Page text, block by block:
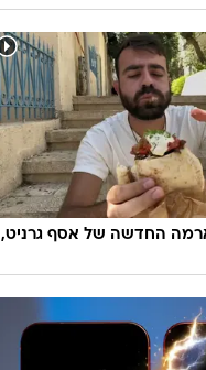
החדשה של אסף גרניט,